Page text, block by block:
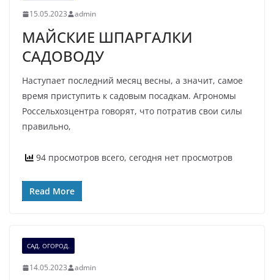
15.05.2023 admin
МАЙСКИЕ ШПАРГАЛКИ
САДОВОДУ
Наступает последний месяц весны, а значит, самое
время приступить к садовым посадкам. Агрономы
Россельхозцентра говорят, что потратив свои силы
правильно,
94 просмотров всего, сегодня нет просмотров
Read More
САД. ОГОРОД.
14.05.2023 admin